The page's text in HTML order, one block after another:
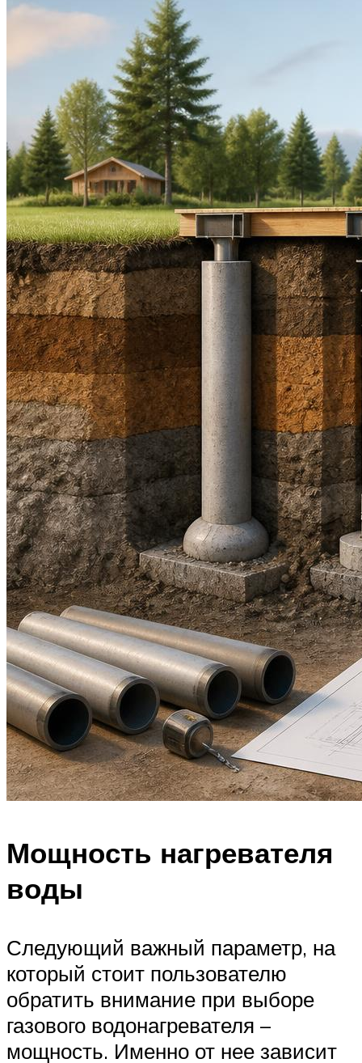
Мощность нагревателя
воды
Следующий важный параметр, на
который стоит пользователю
обратить внимание при выборе
газового водонагревателя –
мощность. Именно от нее зависит